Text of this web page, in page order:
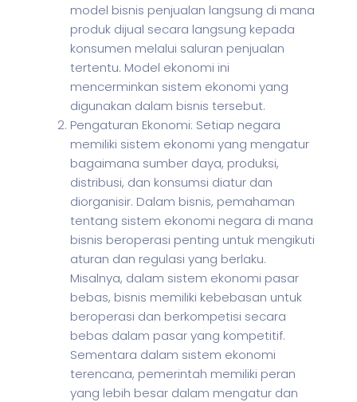
model bisnis penjualan langsung di mana
produk dijual secara langsung kepada
konsumen melalui saluran penjualan
tertentu. Model ekonomi ini
mencerminkan sistem ekonomi yang
digunakan dalam bisnis tersebut.
Pengaturan Ekonomi: Setiap negara
memiliki sistem ekonomi yang mengatur
bagaimana sumber daya, produksi,
distribusi, dan konsumsi diatur dan
diorganisir. Dalam bisnis, pemahaman
tentang sistem ekonomi negara di mana
bisnis beroperasi penting untuk mengikuti
aturan dan regulasi yang berlaku.
Misalnya, dalam sistem ekonomi pasar
bebas, bisnis memiliki kebebasan untuk
beroperasi dan berkompetisi secara
bebas dalam pasar yang kompetitif.
Sementara dalam sistem ekonomi
terencana, pemerintah memiliki peran
yang lebih besar dalam mengatur dan